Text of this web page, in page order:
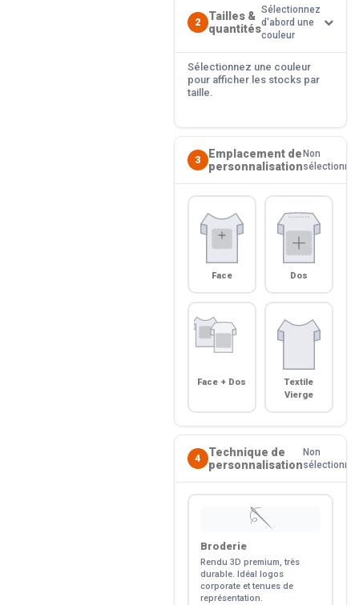
2
Tailles &
quantités
Sélectionnez
d'abord une
couleur
Sélectionnez une couleur
pour afficher les stocks par
taille.
3
Emplacement de
personnalisation
Non
sélectionné
Face Dos
Face + Dos
Textile
Vierge
4
Technique de
personnalisation
Non
sélectionné
🪡
Broderie
Rendu 3D premium, très
durable. Idéal logos
corporate et tenues de
représentation.